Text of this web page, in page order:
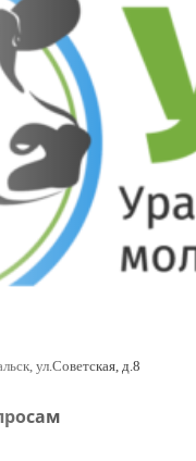
ул.Советская, д.8